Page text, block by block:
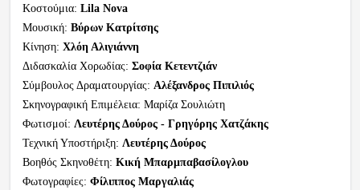
Κοστούμια: Lila Nova
Μουσική: Βύρων Κατρίτσης
Κίνηση: Χλόη Αλιγιάννη
Διδασκαλία Χορωδίας: Σοφία Κετεντζιάν
Σύμβουλος Δραματουργίας: Αλέξανδρος Πιπιλιός
Σκηνογραφική Επιμέλεια: Μαρίζα Σουλιώτη
Φωτισμοί: Λευτέρης Δούρος - Γρηγόρης Χατζάκης
Τεχνική Υποστήριξη: Λευτέρης Δούρος
Βοηθός Σκηνοθέτη: Κική Μπαρμπαβασίλογλου
Φωτογραφίες: Φίλιππος Μαργαλιάς